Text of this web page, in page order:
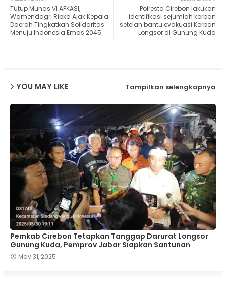
ats
ap
Polresta Cirebon lakukan
identifikasi sejumlah korban
setelah bantu evakuasi Korban
Longsor di Gunung Kuda
Tutup Munas VI APKASI,
Wamendagri Ribka Ajak Kepala
Daerah Tingkatkan Solidaritas
Menuju Indonesia Emas 2045
YOU MAY LIKE Tampilkan selengkapnya
Pemkab Cirebon Tetapkan Tanggap Darurat Longsor
Gunung Kuda, Pemprov Jabar Siapkan Santunan
May 31, 2025